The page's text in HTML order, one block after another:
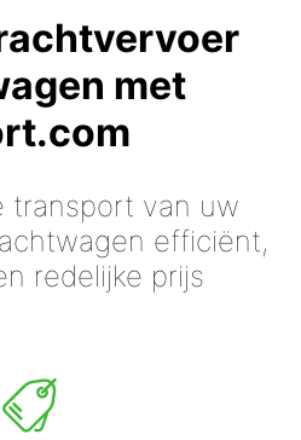
met
transport van uw
efficiënt,
redelijke prijs